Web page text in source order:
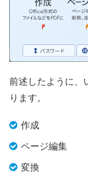
前述したように、
ります。
作成
ページ編集
変換